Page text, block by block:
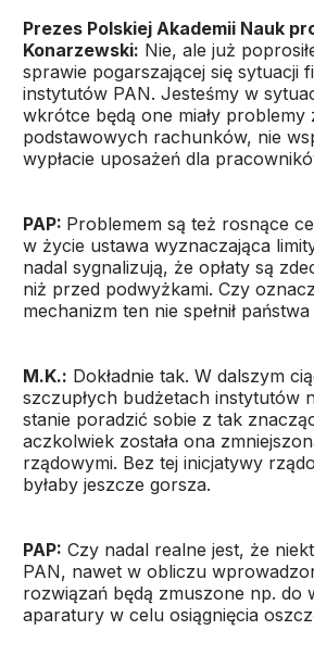
Prezes Polskiej Akademii Nauk
Konarzewski: Nie, ale już
sprawie pogarszającej się sytuacji
instytutów PAN. Jesteśmy w
wkrótce będą one miały problemy
podstawowych rachunków, nie
wypłacie uposażeń dla
PAP: Problemem są też rosnące
w życie ustawa wyznaczająca
nadal sygnalizują, że opłaty są
niż przed podwyżkami. Czy
mechanizm ten nie spełnił
M.K.: Dokładnie tak. W dalszym
szczupłych budżetach instytutów
stanie poradzić sobie z tak
aczkolwiek została ona
rządowymi. Bez tej inicjatywy
byłaby jeszcze gorsza.
PAP: Czy nadal realne jest, że
PAN, nawet w obliczu
rozwiązań będą zmuszone np. do
aparatury w celu osiągnięcia